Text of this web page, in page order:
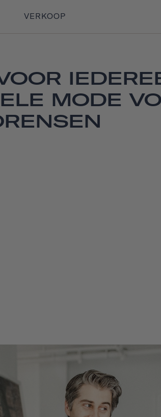
VERKOOP
MODE